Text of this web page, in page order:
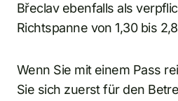
Břeclav ebenfalls als
Richtspanne von 1,30 bis
Wenn Sie mit einem Pass
Sie sich zuerst für den